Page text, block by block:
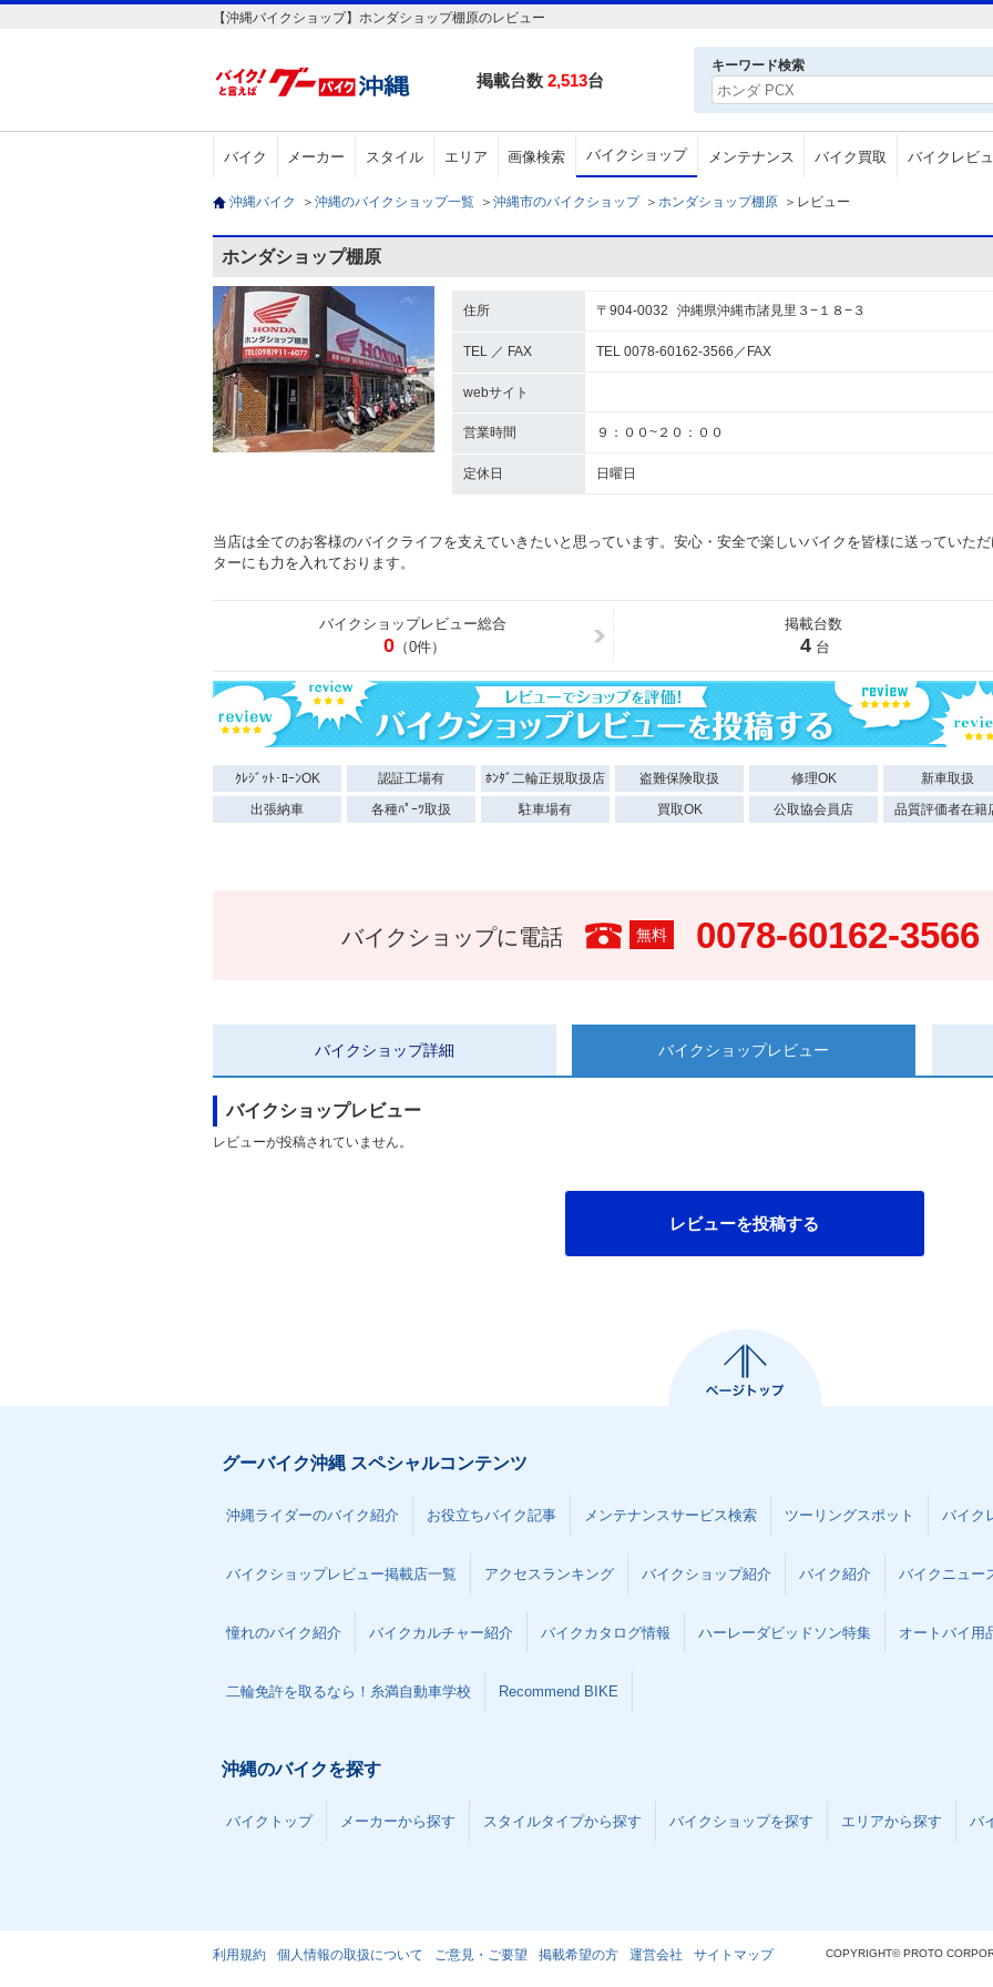
【沖縄バイクショップ】ホンダショップ棚原のレビュー
掲載台数 2,513台
キーワード検索
バイク メーカー スタイル エリア 画像検索 バイクショップ メンテナンス バイク買取 バイクレビ
沖縄バイク ＞ 沖縄のバイクショップ一覧 ＞ 沖縄市のバイクショップ ＞ ホンダショップ棚原 ＞ レビュー
ホンダショップ棚原
住所 〒904-0032 沖縄県沖縄市諸見里３−１８−３
TEL ／ FAX TEL 0078-60162-3566 ／ FAX
webサイト
営業時間 ９：００~２０：００
定休日 日曜日
当店は全てのお客様のバイクライフを支えていきたいと思っています。安心・安全で楽しいバイクを皆様に送っていた
ターにも力を入れております。
バイクショップレビュー総合
0 （0件）
掲載台数
4 台
ｸﾚｼﾞｯﾄ･ﾛｰﾝOK 認証工場有 ﾎﾝﾀﾞ二輪正規取扱店 盗難保険取扱 修理OK
新車取扱
出張納車
各種ﾊﾟｰﾂ取扱 駐車場有 買取OK 公取協会員店 品質評価者在籍
バイクショップに電話 無料 0078-60162-3566
バイクショップ詳細 バイクショップレビュー
バイクショップレビュー
レビューが投稿されていません。
レビューを投稿する
グーバイク沖縄 スペシャルコンテンツ
沖縄ライダーのバイク紹介 お役立ちバイク記事 メンテナンスサービス検索 ツーリングスポット バイク
バイクショップレビュー掲載店一覧 アクセスランキング バイクショップ紹介 バイク紹介 バイクニュー
憧れのバイク紹介 バイクカルチャー紹介 バイクカタログ情報 ハーレーダビッドソン特集 オートバイ用
二輪免許を取るなら！糸満自動車学校 Recommend BIKE
沖縄のバイクを探す
バイクトップ メーカーから探す スタイルタイプから探す バイクショップを探す エリアから探す バ
利用規約 個人情報の取扱について ご意見・ご要望 掲載希望の方 運営会社 サイトマップ COPYRIGHT© PROTO